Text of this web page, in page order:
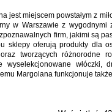
jest miejscem powstałym z
w Warszawie z
firm, jakimi są
sklepy oferują produkty dla
tworzących różnorodne
wyselekcjonowane włóczki,
Margolana funkcjonuje